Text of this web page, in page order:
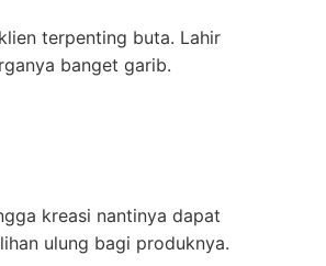
terpenting buta. Lahir
banget garib.
kreasi nantinya dapat
ulung bagi produknya.